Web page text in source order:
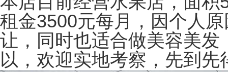
租金3500元每月‬，因个人‬
让，同时也适合做美容美
以，‬欢迎实地考‬察，先到先